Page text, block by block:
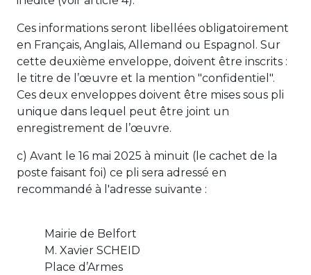
Ces informations seront libellées obligatoirement
en Français, Anglais, Allemand ou Espagnol. Sur
cette deuxième enveloppe, doivent être inscrits :
le titre de l’œuvre et la mention "confidentiel".
Ces deux enveloppes doivent être mises sous pli
unique dans lequel peut être joint un
enregistrement de l’œuvre.
c) Avant le 16 mai 2025 à minuit (le cachet de la
poste faisant foi) ce pli sera adressé en
recommandé à l'adresse suivante :
Mairie de Belfort
M. Xavier SCHEID
Place d’Armes